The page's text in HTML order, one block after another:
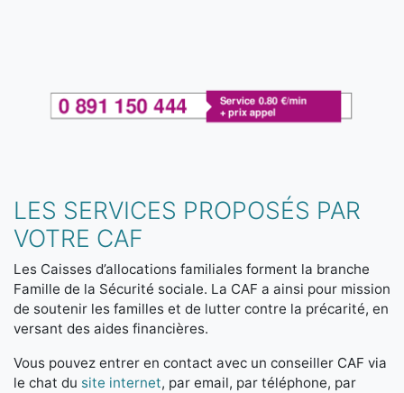
LES SERVICES PROPOSÉS PAR
VOTRE CAF
Les Caisses d’allocations familiales forment la branche
Famille de la Sécurité sociale. La CAF a ainsi pour mission
de soutenir les familles et de lutter contre la précarité, en
versant des aides financières.
Vous pouvez entrer en contact avec un conseiller CAF via
le chat du site internet, par email, par téléphone, par